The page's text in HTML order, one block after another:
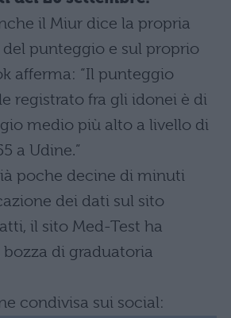
il Miur dice la propria
punteggio e sul proprio
afferma: “Il punteggio
registrato fra gli idonei è di
medio più alto a livello di
a Udine.”
poche decine di minuti
dei dati sul sito
il sito Med-Test ha
di graduatoria
condivisa sui social: